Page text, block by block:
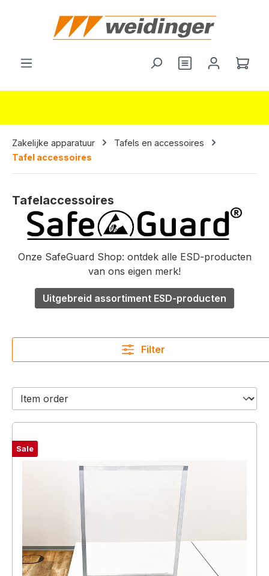
Zakelijke apparatuur
Tafels en accessoires
Tafel accessoires
Tafelaccessoires
Onze SafeGuard Shop: ontdek alle ESD-producten
van ons eigen merk!
Uitgebreid assortiment ESD-producten
Filter
Sale